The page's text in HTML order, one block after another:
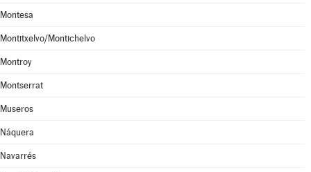
Montesa
Montitxelvo/Montichelvo
Montroy
Montserrat
Museros
Náquera
Navarrés